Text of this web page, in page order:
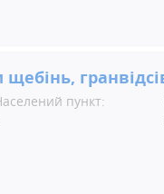
пункт: